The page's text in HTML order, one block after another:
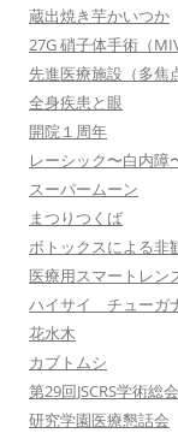
蔵出焼き芋かいつか
27G 硝子体手術（
先進医療施設（多焦
全身疾患と眼
開院１周年
レーシック〜白内障
スーパームーン
まつりつくば
ボトックスによる非
医療用スマートレン
ハイサイ チューガ
花水木
カブトムシ
第29回JSCRS学術総会
研究学園医療懇話会